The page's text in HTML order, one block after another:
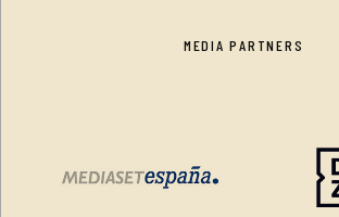
MEDIA PARTNERS